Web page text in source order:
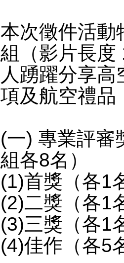
本次徵件活動
組（影片長度
人踴躍分享
項及航空禮品
(一) 專業評審
組各8名）
(1)首獎（各1
(2)二獎（各1
(3)三獎（各1
(4)佳作（各5